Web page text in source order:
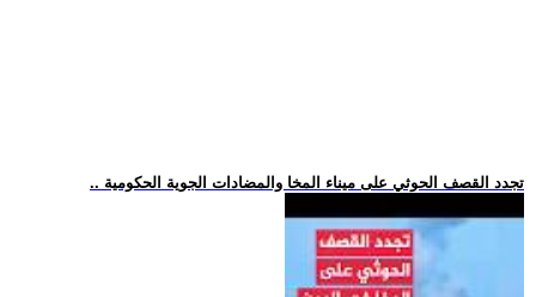
.. تجدد القصف الحوثي على ميناء المخا والمضادات الجوية الحكومية